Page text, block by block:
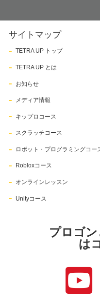
サイトマップ
TETRA UP トップ
TETRA UP とは
お知らせ
メディア情報
キップロコース
スクラッチコース
ロボット・プログラミングコー
Robloxコース
オンラインレッスン
Unityコース
プロゴ
は